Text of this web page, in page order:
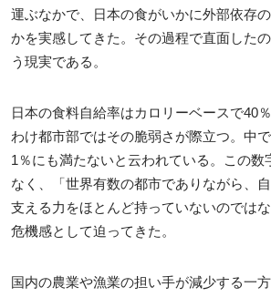
運ぶなかで、日本の食がいかに外部依存
かを実感してきた。その過程で直面した
う現実である。
日本の食料自給率はカロリーベースで40
わけ都市部ではその脆弱さが際立つ。中
1％にも満たないと云われている。この数
なく、「世界有数の都市でありながら、
支える力をほとんど持っていないのでは
危機感として迫ってきた。
国内の農業や漁業の担い手が減少する一